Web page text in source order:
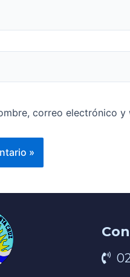
correo electrónico